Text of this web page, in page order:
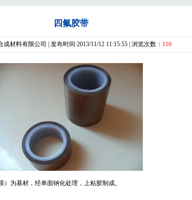
四氟胶带
成材料有限公司 | 发布时间:2013/11/12 11:15:55 | 浏览次数： 116
为基材，经单面钠化处理，上粘胶制成。